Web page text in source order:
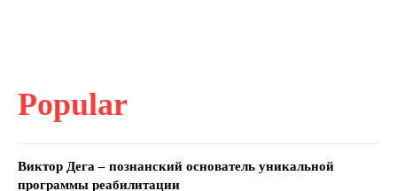
Popular
Виктор Дега – познанский основатель уникальной
программы реабилитации